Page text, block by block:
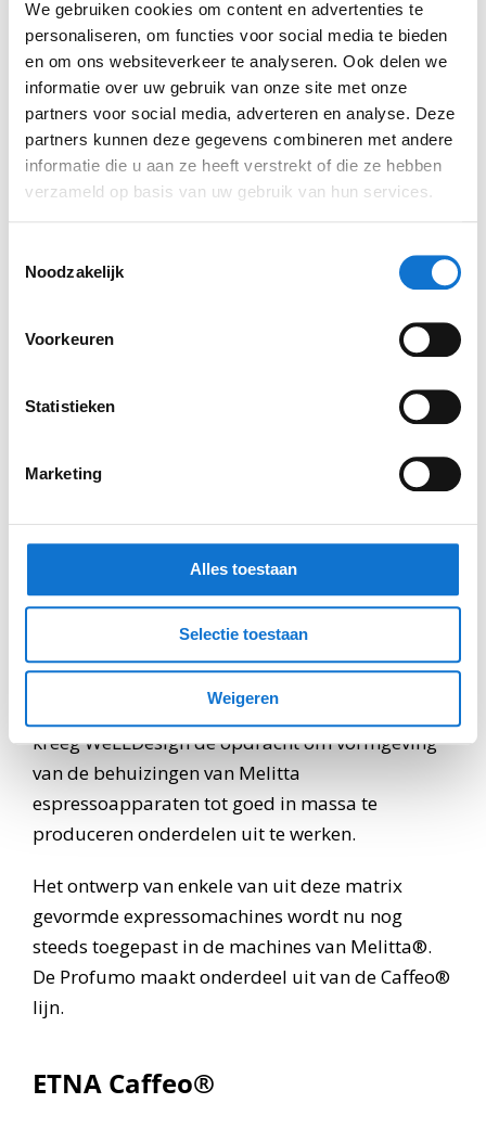
We gebruiken cookies om content en advertenties te
personaliseren, om functies voor social media te bieden
en om ons websiteverkeer te analyseren. Ook delen we
informatie over uw gebruik van onze site met onze
partners voor social media, adverteren en analyse. Deze
partners kunnen deze gegevens combineren met andere
informatie die u aan ze heeft verstrekt of die ze hebben
verzameld op basis van uw gebruik van hun services.
Noodzakelijk
Voorkeuren
Statistieken
Marketing
Alles toestaan
Selectie toestaan
Weigeren
marktpartijen benaderen. Hiermee werd Melitta
als klant gewonnen. Als winnaar van de pitch
kreeg WeLLDesign de opdracht om vormgeving
van de behuizingen van Melitta
espressoapparaten tot goed in massa te
produceren onderdelen uit te werken.
Het ontwerp van enkele van uit deze matrix
gevormde expressomachines wordt nu nog
steeds toegepast in de machines van Melitta®.
De Profumo maakt onderdeel uit van de Caffeo®
lijn.
ETNA Caffeo®